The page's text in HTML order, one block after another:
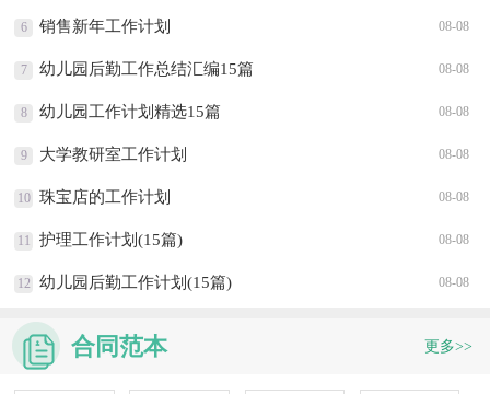
6 08-08
销售新年工作计划
7 08-08
幼儿园后勤工作总结汇编15篇
8 08-08
幼儿园工作计划精选15篇
9 08-08
大学教研室工作计划
10 08-08
珠宝店的工作计划
11 08-08
护理工作计划(15篇)
12 08-08
幼儿园后勤工作计划(15篇)
合同范本 更多>>